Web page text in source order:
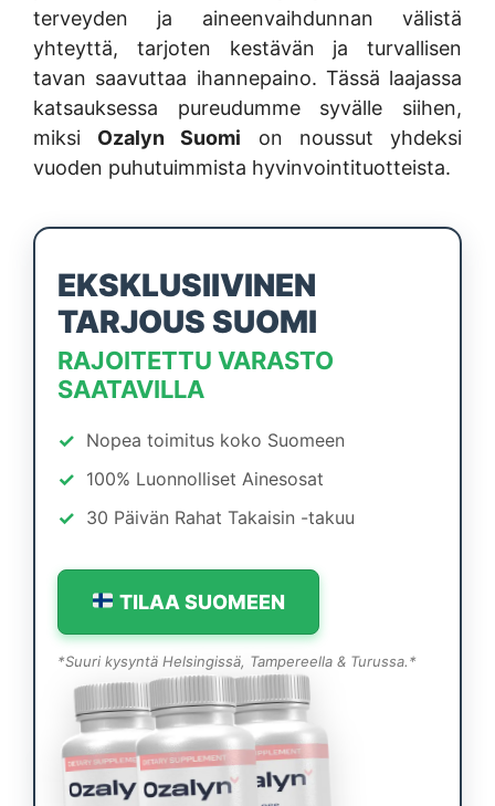
terveyden ja aineenvaihdunnan välistä
yhteyttä, tarjoten kestävän ja turvallisen
tavan saavuttaa ihannepaino. Tässä laajassa
katsauksessa pureudumme syvälle siihen,
miksi Ozalyn Suomi on noussut yhdeksi
vuoden puhutuimmista hyvinvointituotteista.
EKSKLUSIIVINEN
TARJOUS SUOMI
RAJOITETTU VARASTO
SAATAVILLA
✓ Nopea toimitus koko Suomeen
✓ 100% Luonnolliset Ainesosat
✓ 30 Päivän Rahat Takaisin -takuu
TILAA SUOMEEN
*Suuri kysyntä Helsingissä, Tampereella & Turussa.*